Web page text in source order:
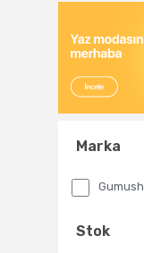
Marka
Gumush
Stok